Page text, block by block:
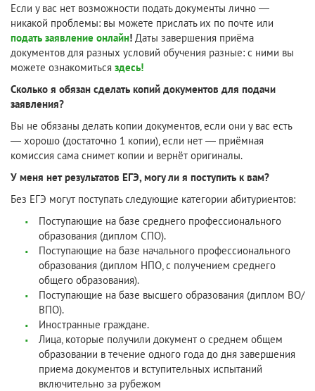
Если у вас нет возможности подать документы лично —
никакой проблемы: вы можете прислать их по почте или
подать заявление онлайн! Даты завершения приёма
документов для разных условий обучения разные: с ними вы
можете ознакомиться здесь!
Сколько я обязан сделать копий документов для подачи
заявления?
Вы не обязаны делать копии документов, если они у вас есть
— хорошо (достаточно 1 копии), если нет — приёмная
комиссия сама снимет копии и вернёт оригиналы.
У меня нет результатов ЕГЭ, могу ли я поступить к вам?
Без ЕГЭ могут поступать следующие категории абитуриентов:
Поступающие на базе среднего профессионального
образования (диплом СПО).
Поступающие на базе начального профессионального
образования (диплом НПО, с получением среднего
общего образования).
Поступающие на базе высшего образования (диплом ВО/
ВПО).
Иностранные граждане.
Лица, которые получили документ о среднем общем
образовании в течение одного года до дня завершения
приема документов и вступительных испытаний
включительно за рубежом